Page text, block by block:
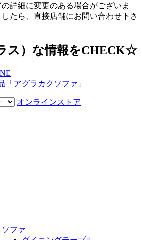
詳細に変更のある場合がございま
たら、直接店舗にお問い合わせ下さ
ス）な情報をCHECK☆
オンラインストア
ソファ